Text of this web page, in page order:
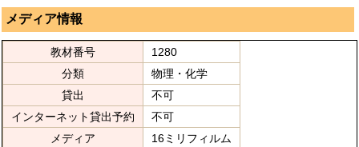
メディア情報
教材番号
1280
分類
物理・化学
貸出
不可
インターネット貸出予約
不可
メディア
16ミリフィルム